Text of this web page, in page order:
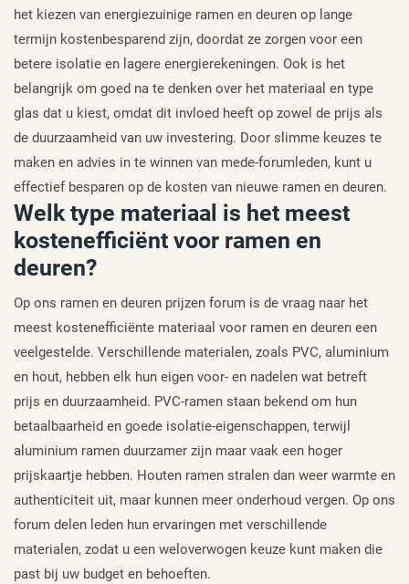
het kiezen van energiezuinige ramen en deuren op lange
termijn kostenbesparend zijn, doordat ze zorgen voor een
betere isolatie en lagere energierekeningen. Ook is het
belangrijk om goed na te denken over het materiaal en type
glas dat u kiest, omdat dit invloed heeft op zowel de prijs als
de duurzaamheid van uw investering. Door slimme keuzes te
maken en advies in te winnen van mede-forumleden, kunt u
effectief besparen op de kosten van nieuwe ramen en deuren.
Welk type materiaal is het meest
kostenefficiënt voor ramen en
deuren?
Op ons ramen en deuren prijzen forum is de vraag naar het
meest kostenefficiënte materiaal voor ramen en deuren een
veelgestelde. Verschillende materialen, zoals PVC, aluminium
en hout, hebben elk hun eigen voor- en nadelen wat betreft
prijs en duurzaamheid. PVC-ramen staan bekend om hun
betaalbaarheid en goede isolatie-eigenschappen, terwijl
aluminium ramen duurzamer zijn maar vaak een hoger
prijskaartje hebben. Houten ramen stralen dan weer warmte en
authenticiteit uit, maar kunnen meer onderhoud vergen. Op ons
forum delen leden hun ervaringen met verschillende
materialen, zodat u een weloverwogen keuze kunt maken die
past bij uw budget en behoeften.